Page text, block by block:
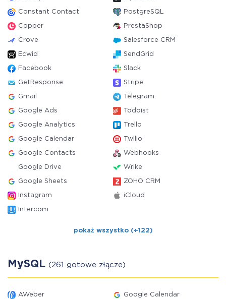
Constant Contact PostgreSQL
Copper PrestaShop
Crove Salesforce CRM
Ecwid SendGrid
Facebook Slack
GetResponse Stripe
Gmail Telegram
Google Ads Todoist
Google Analytics Trello
Google Calendar Twilio
Google Contacts Webhooks
Google Drive Wrike
Google Sheets ZOHO CRM
Instagram iCloud
Intercom
pokaż wszystko (+122)
MySQL (261 gotowe złącze)
AWeber Google Calendar